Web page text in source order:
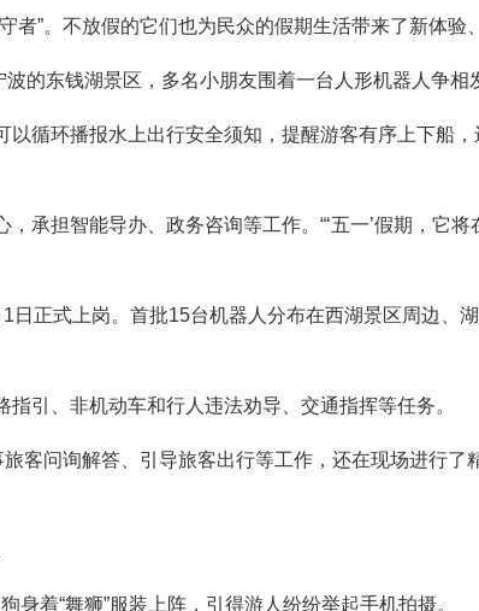
者”。不放假的它们也为民众的假期生活带来了新体验
的东钱湖景区，多名小朋友围着一台人形机器人争相
循环播报水上出行安全须知，提醒游客有序上下船，
承担智能导办、政务咨询等工作。“‘五一’假期，它将
日正式上岗。首批15台机器人分布在西湖景区周边、
引、非机动车和行人违法劝导、交通指挥等任务。
客问询解答、引导旅客出行等工作，还在现场进行了
着“舞狮”服装上阵，引得游人纷纷举起手机拍摄。